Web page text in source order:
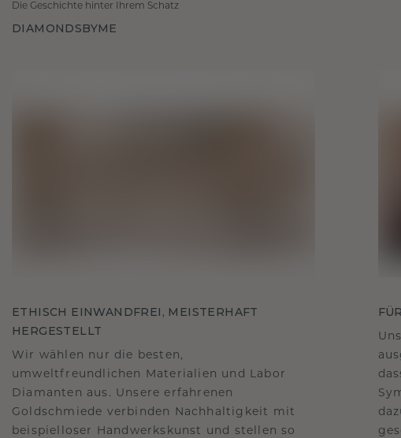
Die Geschichte hinter Ihrem Schatz
DIAMONDSBYME
ETHISCH EINWANDFREI, MEISTERHAFT
HERGESTELLT
Wir wählen nur die besten,
umweltfreundlichen Materialien und Labor
Diamanten aus. Unsere erfahrenen
Goldschmiede verbinden Nachhaltigkeit mit
beispielloser Handwerkskunst und stellen so